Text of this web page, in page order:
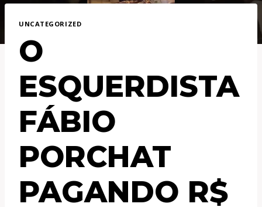
UNCATEGORIZED
O
ESQUERDISTA
FÁBIO
PORCHAT
PAGANDO R$